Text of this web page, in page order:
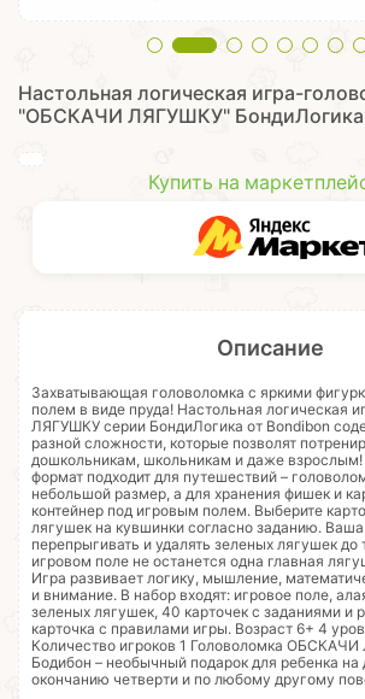
Настольная логическая игра-
"ОБСКАЧИ ЛЯГУШКУ" БондиЛогика
Купить на
Описание
Захватывающая головоломка с яркими
полем в виде пруда! Настольная логическая
ЛЯГУШКУ серии БондиЛогика от Bondibon
разной сложности, которые позволят
дошкольникам, школьникам и даже
формат подходит для путешествий –
небольшой размер, а для хранения фишек и
контейнер под игровым полем. Выберите
лягушек на кувшинки согласно заданию.
перепрыгивать и удалять зеленых лягушек до
игровом поле не останется одна главная
Игра развивает логику, мышление,
и внимание. В набор входят: игровое поле,
зеленых лягушек, 40 карточек с заданиями и
карточка с правилами игры. Возраст 6+ 4
Количество игроков 1 Головоломка
Бодибон – необычный подарок для ребенка на
окончанию четверти и по любому другому